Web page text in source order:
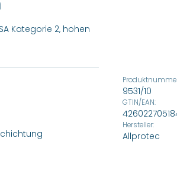
9531/10
GTIN/EAN:
Hersteller:
Allprotec
Kategorie 2, hohen